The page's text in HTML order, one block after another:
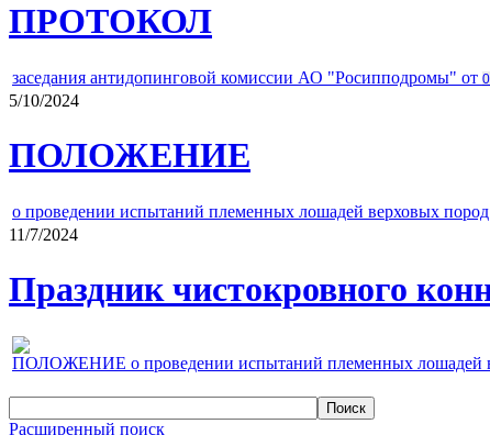
ПРОТОКОЛ
заседания антидопинговой комиссии АО "Росипподромы" от
5/10/2024
ПОЛОЖЕНИЕ
о проведении испытаний племенных лошадей верховых
11/7/2024
Праздник чистокровного
ПОЛОЖЕНИЕ о проведении испытаний племенных лошадей
Расширенный поиск